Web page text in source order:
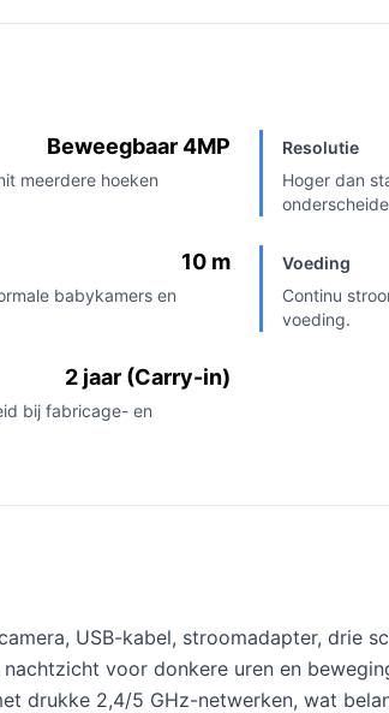
Beweegbaar 4MP
meerdere hoeken
Resolutie
Hoger dan
10 m
babykamers en
Voeding
Continu
voeding.
2 jaar (Carry-in)
bij fabricage- en
USB-kabel, stroomadapter, drie
voor donkere uren en
drukke 2,4/5 GHz-netwerken, wat